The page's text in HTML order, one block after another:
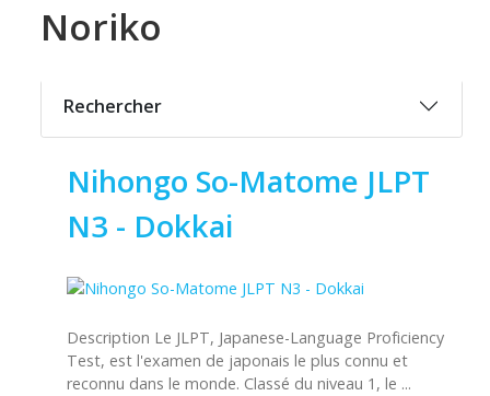
Noriko
Rechercher
Nihongo So-Matome JLPT
N3 - Dokkai
Description Le JLPT, Japanese-Language Proficiency
Test, est l'examen de japonais le plus connu et
reconnu dans le monde. Classé du niveau 1, le ...